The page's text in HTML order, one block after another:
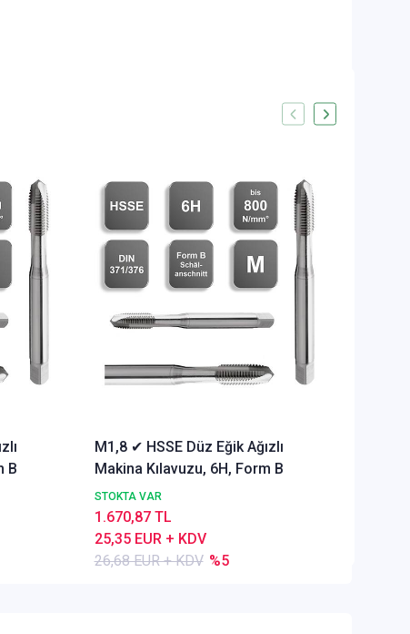
B
M1,8 ✔ HSSE Düz Eğik Ağızlı
Makina Kılavuzu, 6H, Form B
STOKTA VAR
26,68 EUR + KDV %5
25,35 EUR + KDV
1.670,87 TL